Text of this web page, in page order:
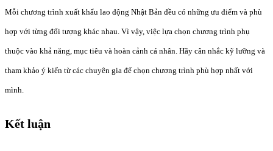
Mỗi chương trình xuất khẩu lao động Nhật Bản đều có những ưu điểm và phù
hợp với từng đối tượng khác nhau. Vì vậy, việc lựa chọn chương trình phụ
thuộc vào khả năng, mục tiêu và hoàn cảnh cá nhân. Hãy cân nhắc kỹ lưỡng và
tham khảo ý kiến từ các chuyên gia để chọn chương trình phù hợp nhất với
mình.
Kết luận